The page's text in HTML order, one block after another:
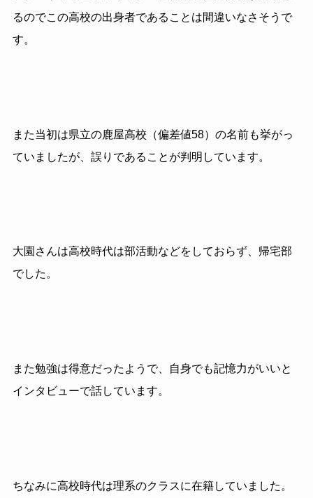
るのでこの高校の出身者であることは間違いなさそうで
す。
また当初は県立の鹿屋高校（偏差値58）の名前も挙がっ
ていましたが、誤りであることが判明しています。
大園さんは高校時代は部活動などをしておらず、帰宅部
でした。
また勉強は得意だったようで、自身でも記憶力がいいと
インタビューで話しています。
ちなみに高校時代は理系のクラスに在籍していました。